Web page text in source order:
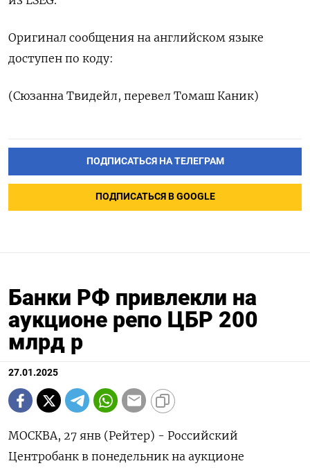
Оригинал сообщения на английском языке
доступен по коду:
(Сюзанна Твидейл, перевел Томаш Каник)
ПОДПИСАТЬСЯ НА ТЕЛЕГРАМ
ПОДПИСАТЬСЯ В GOOGLE
Банки РФ привлекли на
аукционе репо ЦБР 200
млрд р
27.01.2025
МОСКВА, 27 янв (Рейтер) - Российский
Центробанк в понедельник на аукционе